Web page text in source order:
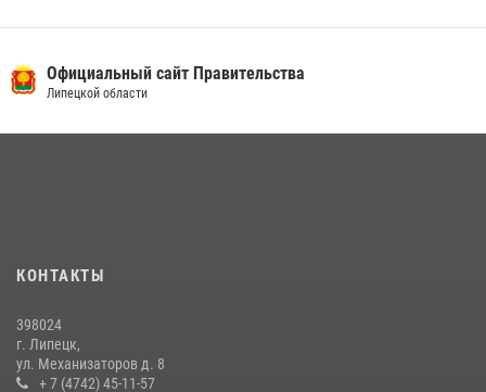
28 июля 2026, 14:38 4
20 июля 2026, 12:22
Липецке
17 июля 2026, 12:26 5
Официальный сайт Правительства
Липецкой области
КОНТАКТЫ
398024
г. Липецк,
ул. Механизаторов д. 8
+ 7 (4742) 45-11-57